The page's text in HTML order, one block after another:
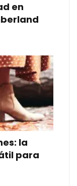
en
la
para